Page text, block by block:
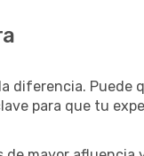
diferencia.
para que tu